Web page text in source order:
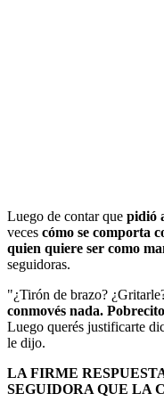
Luego de contar que pidió
veces cómo se comporta
quien quiere ser como
seguidoras.
"¿Tirón de brazo?
conmovés nada.
Luego querés justificarte
le dijo.
LA FIRME
SEGUIDORA QUE LA